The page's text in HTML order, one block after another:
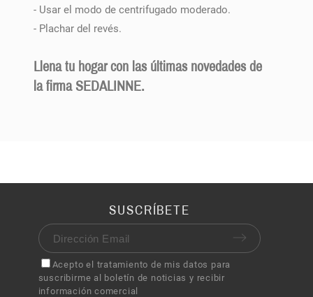
- Usar el modo de centrifugado moderado.
- Plachar del revés.
Llena tu hogar con las últimas novedades de
la firma SEDALINNE.
SUSCRÍBETE
Acepto el tratamiento de mis datos para
suscribirme al boletín de noticias y recibir
información comercial